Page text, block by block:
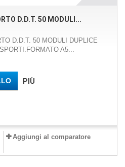
D.D.T. 50 MODULI...
D.D.T. 50 MODULI DUPLICE
A5...
PIÙ
Aggiungi al comparatore